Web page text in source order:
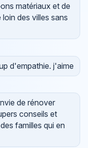
matériaux et de
des villes sans
d'empathie. j'aime
de rénover
conseils et
familles qui en